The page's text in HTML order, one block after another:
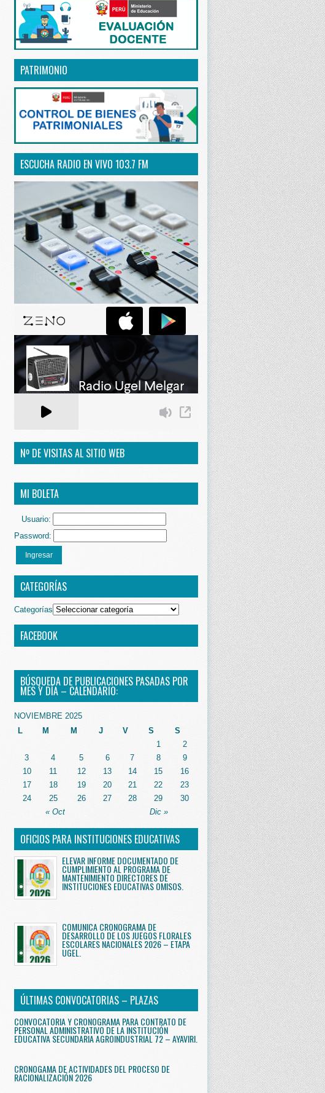
PATRIMONIO
ESCUCHA RADIO EN VIVO 103.7 FM
Nº DE VISITAS AL SITIO WEB
MI BOLETA
Usuario:
Password:
Ingresar
CATEGORÍAS
Categorías
FACEBOOK
BÚSQUEDA DE PUBLICACIONES PASADAS POR
MES Y DÍA – CALENDARIO:
NOVIEMBRE 2025
L
M M J V S S
« Oct Dic »
1
2
3
4 5 6 7 8
9
10
11 12 13 14 15
16
17
18 19 20 21 22
23
24
25 26 27 28 29 30
OFICIOS PARA INSTITUCIONES EDUCATIVAS
ELEVAR INFORME DOCUMENTADO DE
CUMPLIMIENTO AL PROGRAMA DE
MANTENIMIENTO DIRECTORES DE
INSTITUCIONES EDUCATIVAS OMISOS.
COMUNICA CRONOGRAMA DE
DESARROLLO DE LOS JUEGOS FLORALES
ESCOLARES NACIONALES 2026 – ETAPA
UGEL.
ÚLTIMAS CONVOCATORIAS – PLAZAS
CONVOCATORIA Y CRONOGRAMA PARA CONTRATO DE
PERSONAL ADMINISTRATIVO DE LA INSTITUCIÓN
EDUCATIVA SECUNDARIA AGROINDUSTRIAL 72 – AYAVIRI.
CRONOGAMA DE ACTIVIDADES DEL PROCESO DE
RACIONALIZACIÓN 2026